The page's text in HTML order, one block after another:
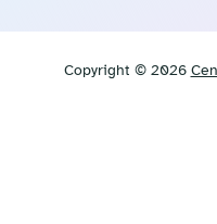
Copyright © 2026